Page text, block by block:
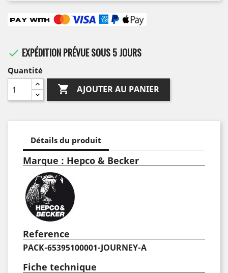
 EXPÉDITION PRÉVUE SOUS 5 JOURS
Quantité
 AJOUTER AU PANIER
Détails du produit
Marque : Hepco & Becker
Reference
PACK-65395100001-JOURNEY-A
Fiche technique